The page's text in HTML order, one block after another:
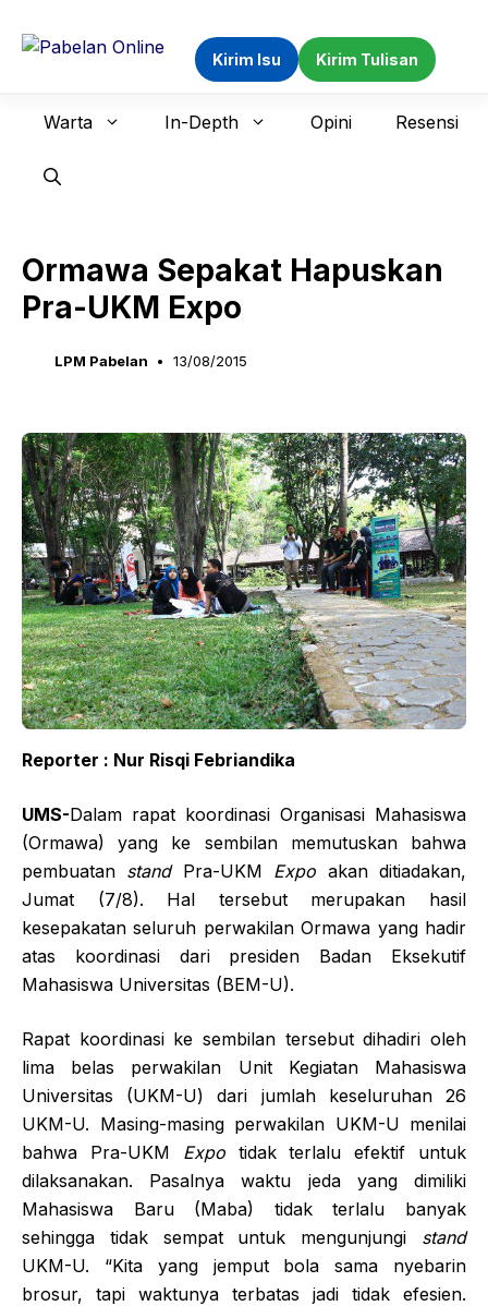
Kirim Isu Kirim Tulisan
Warta In-Depth Opini Resensi
Ormawa Sepakat Hapuskan
Pra-UKM Expo
LPM Pabelan 13/08/2015
Reporter : Nur Risqi Febriandika
UMS-Dalam rapat koordinasi Organisasi Mahasiswa
(Ormawa) yang ke sembilan memutuskan bahwa
pembuatan standPra-UKM Expo akan ditiadakan,
Jumat (7/8). Hal tersebut merupakan hasil
kesepakatan seluruh perwakilan Ormawa yang hadir
atas koordinasi dari presiden Badan Eksekutif
Mahasiswa Universitas (BEM-U).
Rapat koordinasi ke sembilan tersebut dihadiri oleh
lima belas perwakilan Unit Kegiatan Mahasiswa
Universitas (UKM-U) dari jumlah keseluruhan 26
UKM-U. Masing-masing perwakilan UKM-U menilai
bahwa Pra-UKM Expotidak terlalu efektif untuk
dilaksanakan. Pasalnya waktu jeda yang dimiliki
Mahasiswa Baru (Maba) tidak terlalu banyak
sehingga tidak sempat untuk mengunjungi stand
UKM-U. “Kita yang jemput bola sama nyebarin
brosur, tapi waktunya terbatas jadi tidak efesien.